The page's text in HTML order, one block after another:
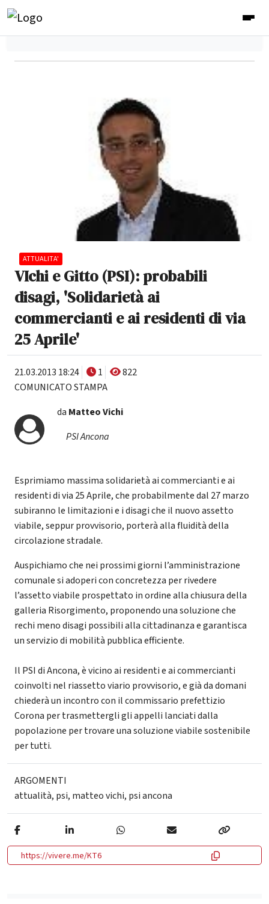
ATTUALITA'
VIchi e Gitto (PSI): probabili
disagi, 'Solidarietà ai
commercianti e ai residenti di via
25 Aprile'
21.03.2013 18:24 1
822
COMUNICATO STAMPA
da Matteo Vichi
PSI Ancona
Esprimiamo massima solidarietà ai commercianti e ai
residenti di via 25 Aprile, che probabilmente dal 27 marzo
subiranno le limitazioni e i disagi che il nuovo assetto
viabile, seppur provvisorio, porterà alla fluidità della
circolazione stradale.
Auspichiamo che nei prossimi giorni l’amministrazione
comunale si adoperi con concretezza per rivedere
l’assetto viabile prospettato in ordine alla chiusura della
galleria Risorgimento, proponendo una soluzione che
rechi meno disagi possibili alla cittadinanza e garantisca
un servizio di mobilità pubblica efficiente.
Il PSI di Ancona, è vicino ai residenti e ai commercianti
coinvolti nel riassetto viario provvisorio, e già da domani
chiederà un incontro con il commissario prefettizio
Corona per trasmettergli gli appelli lanciati dalla
popolazione per trovare una soluzione viabile sostenibile
per tutti.
ARGOMENTI
attualità, psi, matteo vichi, psi ancona
https://vivere.me/KT6